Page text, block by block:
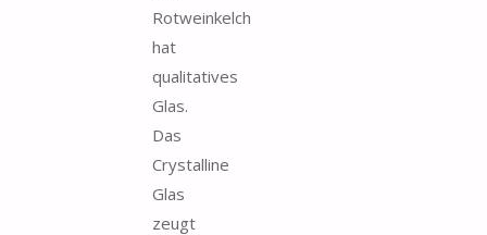
Rotweinkelch
hat
qualitatives
Glas.
Das
Crystalline
Glas
zeugt